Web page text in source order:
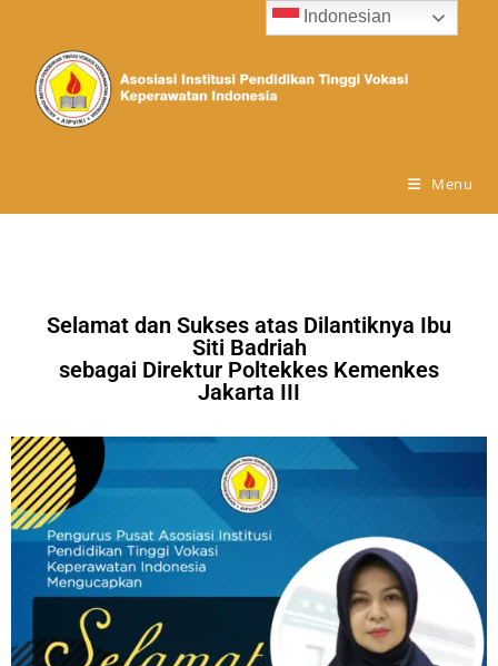
Menu
Selamat dan Sukses atas Dilantiknya Ibu
Siti Badriah
sebagai Direktur Poltekkes Kemenkes
Jakarta III
Indonesian